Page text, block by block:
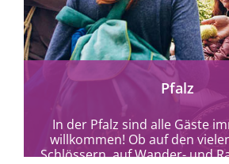
mehr erfahren
Pfalz
In der Pfalz sind alle Gäste
willkommen! Ob auf den
Schlössern, auf Wander- und